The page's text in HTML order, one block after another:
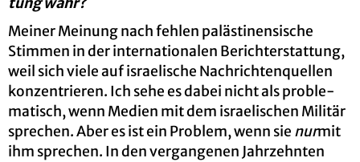
Mei­ner Mei­nung nach feh­len pa­läs­ti­nen­si­sche
Stim­men in der in­ter­na­tio­na­len Be­richt­erstat­tung,
weil sich viele auf is­rae­li­sche Nach­rich­ten­quel­len
kon­zen­trie­ren. Ich sehe es dabei nicht als pro­ble­
ma­tisch, wenn Me­di­en mit dem is­rae­li­schen Mi­li­tär
spre­chen. Aber es ist ein Pro­blem, wenn sie nurmit
ihm spre­chen. In den ver­gan­ge­nen Jahr­zehn­ten